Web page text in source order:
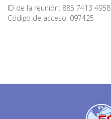
ID de la reunión: 885 7413 4958
Código de acceso: 097425